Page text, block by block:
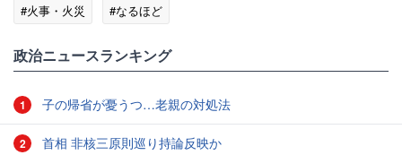
#火事・火災
#なるほど
政治ニュースランキング
1 子の帰省が憂うつ…老親の対処法
2 首相 非核三原則巡り持論反映か